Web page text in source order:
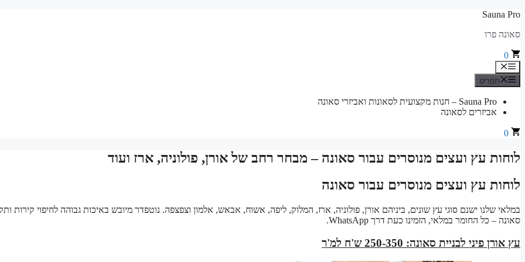
לדלג
Sauna Pro
סאונה פרו
0
תפריט
תפריט
Sauna Pro – חנות מקצועית לסאונות ואביזרי סאונה
אביזרים לסאונה
0
לוחות עץ ועצים מנוסרים עבור סאונה – מבחר רחב של אורן, פולוניה, ארז ועוד
לוחות עץ ועצים מנוסרים עבור סאונה
במלאי שלנו ישנם סוגי עץ שונים, ביניהם אורן, פולוניה, ארז, המלוק, ליפה, אשוח, אבאש, אלמון וצפצפה. נוטפדר מיובש באיכות גבוהה לחיפוי קירות
סאונה – כל החומר במלאי, הזמינו כעת דרך WhatsApp.
עץ אורן פיני לבניית סאונה: 250-350 ש'ח למ'ר